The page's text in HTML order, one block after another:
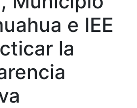
e IEE
la